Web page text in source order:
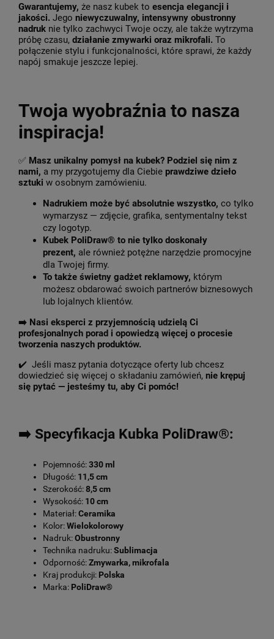
Gwarantujemy, że nasz kubek to esencja elegancji i
jakości. Jego niewyczuwalny, intensywny obustronny
nadruk nie tylko zachwyci Twoje oczy, ale także wytrzyma
próbę czasu, działanie zmywarki oraz mikrofali. To
połączenie stylu i funkcjonalności, które sprawi, że każdy
napój smakuje jeszcze lepiej.
Twoja wyobraźnia to nasza
inspiracja!
✅ Masz unikalny pomysł na kubek? Podziel się nim z
nami, a my przygotujemy dla Ciebie prawdziwe dzieło
sztuki w osobnym zamówieniu.
Nadrukiem może być absolutnie wszystko, co tylko
wymarzysz — zdjęcie, grafika, sentymentalny tekst
czy logotyp.
Kubek PoliDraw® to nie tylko doskonały
prezent, ale również potężne narzędzie promocyjne
dla Twojej firmy.
To także świetny gadżet reklamowy, którym
możesz obdarować swoich partnerów biznesowych
lub lojalnych klientów.
➡️ Nasi eksperci z przyjemnością udzielą Ci
profesjonalnych porad i opowiedzą więcej o procesie
tworzenia naszych produktów.
✔️ Jeśli masz pytania dotyczące oferty lub chcesz
dowiedzieć się więcej o składaniu zamówień, nie krępuj
się pytać — jesteśmy tu, aby Ci pomóc!
➡️ Specyfikacja Kubka PoliDraw®:
Pojemność:330 ml
Długość: 11,5 cm
Szerokość:8,5 cm
Wysokość: 10 cm
Materiał:Ceramika
Kolor:Wielokolorowy
Nadruk:Obustronny
Technika nadruku:Sublimacja
Odporność:Zmywarka, mikrofala
Kraj produkcji: Polska
Marka: PoliDraw®